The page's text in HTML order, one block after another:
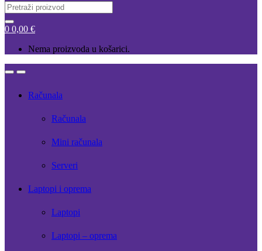
Search
for:
0 0,00 €
Nema proizvoda u košarici.
OpenClose
Računala
Računala
Mini računala
Serveri
Laptopi i oprema
Laptopi
Laptopi – oprema